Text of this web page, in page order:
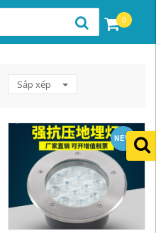
0
Sắp xếp
NEW